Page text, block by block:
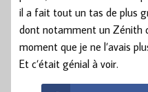
il a fait tout un tas de plus
dont notamment un Zénith
moment que je ne l’avais
Et c’était génial à voir.